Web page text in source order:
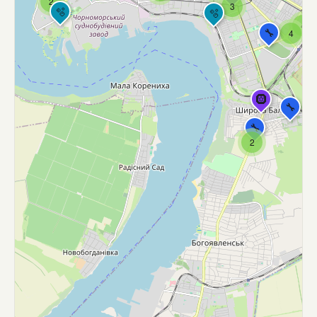
🔧
🔧
🔧
🫧
4
2
3
🫧
🛞
4